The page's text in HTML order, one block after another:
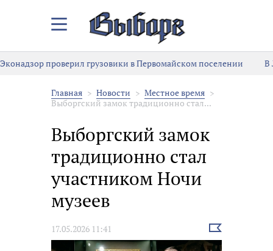
Закрыть/
меню
Эконадзор проверил грузовики в Первомайском поселении
В
Главная Новости
Местное время
Выборгский замок традиционно стал...
Выборгский замок
традиционно стал
участником Ночи
музеев
17.05.2026 11:41
Выбрать
новость